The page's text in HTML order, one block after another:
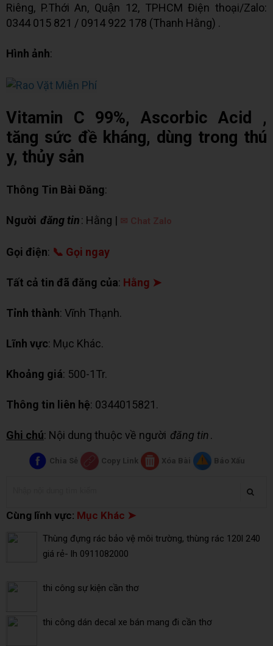
Riêng, P.Thới An, Quận 12, TPHCM Điện thoại/Zalo:
0344 015 821 / 0914 922 178 (Thanh Hằng) .
Hình ảnh:
Vitamin C 99%, Ascorbic Acid ,
tăng sức đề kháng, dùng trong thú
y, thủy sản
Thông Tin Bài Đăng:
Người đăng tin: Hằng | ✉ Chat Zalo
Gọi điện: 📞 Gọi ngay
Tất cả tin đã đăng của: Hằng ➤
Tỉnh thành: Vĩnh Thạnh.
Lĩnh vực: Mục Khác.
Khoảng giá: 500-1Tr.
Thông tin liên hệ: 0344015821.
Ghi chú: Nội dung thuộc về người đăng tin.
Chia Sẻ Copy Link Xóa Bài Báo Xấu
Cùng lĩnh vực: Mục Khác ➤
Thùng đựng rác bảo vệ môi trường, thùng rác 120l 240
giá rẻ- lh 0911082000
thi công sự kiện cần thơ
thi công dán decal xe bán mang đi cần thơ